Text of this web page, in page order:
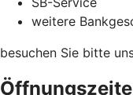
weitere
besuchen Sie bitte